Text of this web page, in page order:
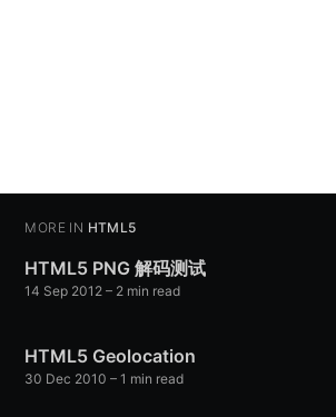
MORE IN HTML5
HTML5 PNG 解码测试
14 Sep 2012 – 2 min read
HTML5 Geolocation
30 Dec 2010 – 1 min read